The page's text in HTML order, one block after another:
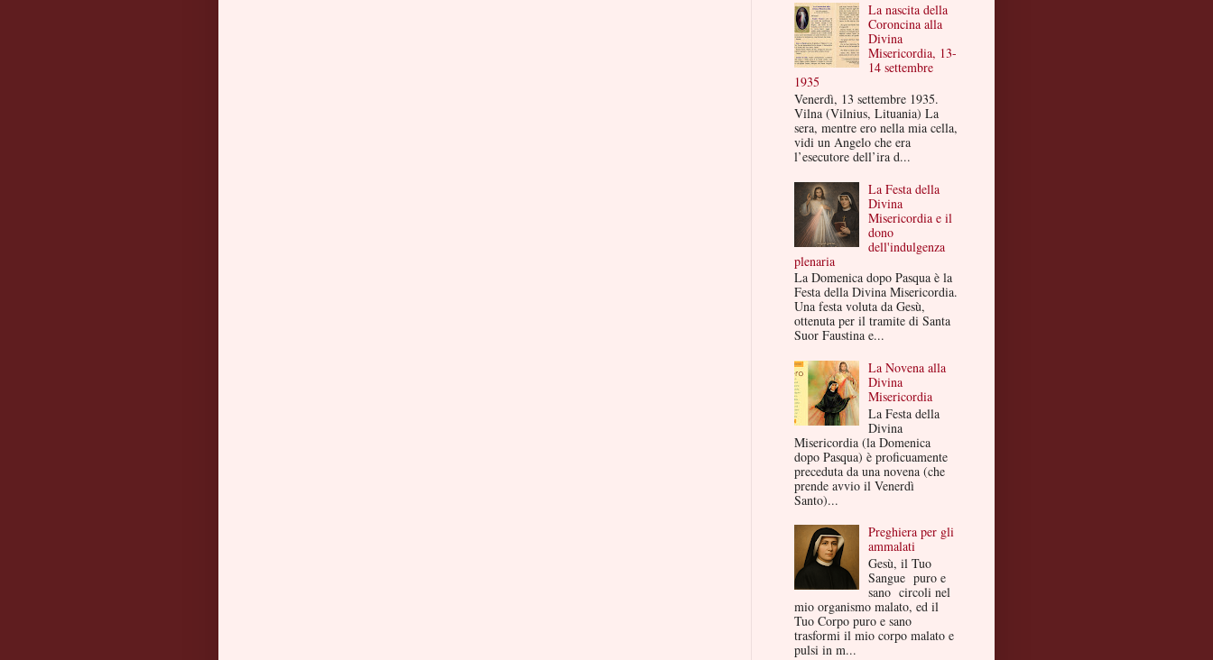
La nascita della
Coroncina alla
Divina
Misericordia, 13-
14 settembre
1935
Venerdì, 13 settembre 1935.
Vilna (Vilnius, Lituania) La
sera, mentre ero nella mia cella,
vidi un Angelo che era
l’esecutore dell’ira d...
La Festa della
Divina
Misericordia e il
dono
dell'indulgenza
plenaria
La Domenica dopo Pasqua è la
Festa della Divina Misericordia.
Una festa voluta da Gesù,
ottenuta per il tramite di Santa
Suor Faustina e...
La Novena alla
Divina
Misericordia
La Festa della
Divina
Misericordia (la Domenica
dopo Pasqua) è proficuamente
preceduta da una novena (che
prende avvio il Venerdì
Santo)...
Preghiera per gli
ammalati
Gesù, il Tuo
Sangue puro e
sano circoli nel
mio organismo malato, ed il
Tuo Corpo puro e sano
trasformi il mio corpo malato e
pulsi in m...